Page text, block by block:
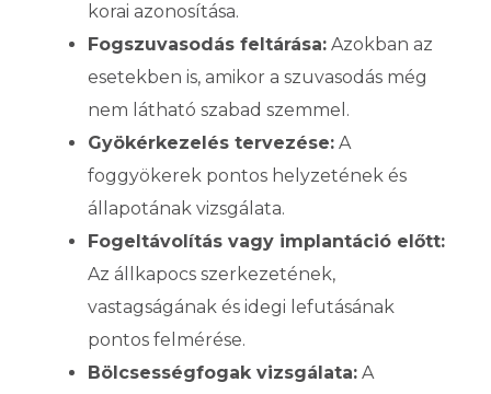
korai azonosítása.
Fogszuvasodás feltárása: Azokban az
esetekben is, amikor a szuvasodás még
nem látható szabad szemmel.
Gyökérkezelés tervezése: A
foggyökerek pontos helyzetének és
állapotának vizsgálata.
Fogeltávolítás vagy implantáció előtt:
Az állkapocs szerkezetének,
vastagságának és idegi lefutásának
pontos felmérése.
Bölcsességfogak vizsgálata: A